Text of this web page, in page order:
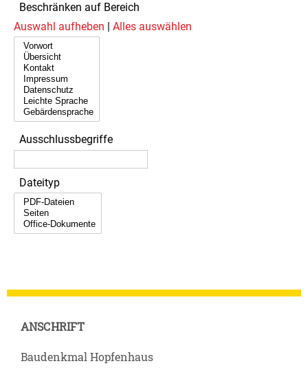
Beschränken auf Bereich
Auswahl aufheben
Alles auswählen
Ausschlussbegriffe
Dateityp
ANSCHRIFT
Baudenkmal Hopfenhaus